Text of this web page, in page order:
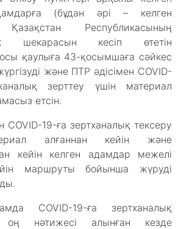
(бұдан әрі – келген
Республикасының
шекарасын кесіп өтетін
қаулыға 43-қосымшаға сәйкес
және ПТР әдісімен COVID-
зерттеу үшін материал
етсін.
COVID-19-ға зертханалық тексеру
алғаннан кейін және
кейін келген адамдар межелі
маршруты бойынша жүруді
COVID-19-ға зертханалық
оң нәтижесі алынған кезде